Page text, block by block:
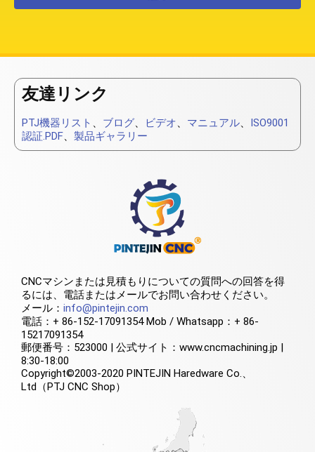
友達リンク
PTJ機器リスト 、 ブログ、 ビデオ、 マニュアル、 ISO9001
認証.PDF、 製品ギャラリー
CNCマシンまたは見積もりについての質問への回答を得
るには、電話またはメールでお問い合わせください。
メール： info@pintejin.com
電話：+ 86-152-17091354 Mob / Whatsapp：+ 86-
15217091354
郵便番号：523000 | 公式サイト：www.cncmachining.jp |
8:30-18:00
Copyright©2003-2020 PINTEJIN Haredware Co.、
Ltd（PTJ CNC Shop）